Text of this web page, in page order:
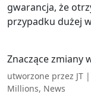
gwarancja, że
przypadku dużej
Znaczące zmiany
utworzone przez JT |
Millions, News